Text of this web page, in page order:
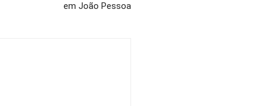
em João Pessoa